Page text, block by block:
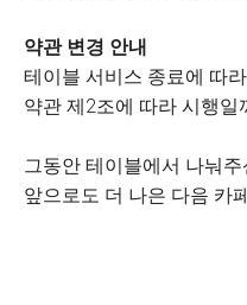
약관 변경 안내
테이블 서비스 종료에 따
약관 제2조에 따라 시행
그동안 테이블에서 나눠
앞으로도 더 나은 다음 카